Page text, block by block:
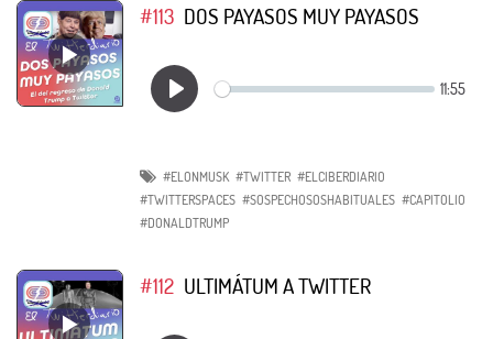
#113 DOS PAYASOS MUY PAYASOS
#ELONMUSK #TWITTER #ELCIBERDIARIO
#TWITTERSPACES #SOSPECHOSOSHABITUALES #CAPITOLIO
#DONALDTRUMP
#112 ULTIMÁTUM A TWITTER